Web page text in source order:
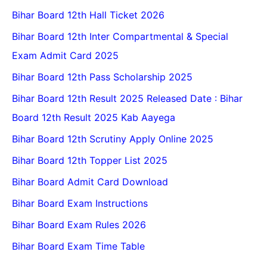
Bihar Board 12th Hall Ticket 2026
Bihar Board 12th Inter Compartmental & Special
Exam Admit Card 2025
Bihar Board 12th Pass Scholarship 2025
Bihar Board 12th Result 2025 Released Date : Bihar
Board 12th Result 2025 Kab Aayega
Bihar Board 12th Scrutiny Apply Online 2025
Bihar Board 12th Topper List 2025
Bihar Board Admit Card Download
Bihar Board Exam Instructions
Bihar Board Exam Rules 2026
Bihar Board Exam Time Table